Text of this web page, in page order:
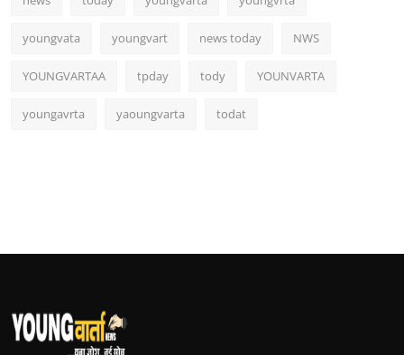
youngvata youngvart news today NWS
YOUNGVARTAA tpday tody YOUNVARTA
youngavrta yaoungvarta todat